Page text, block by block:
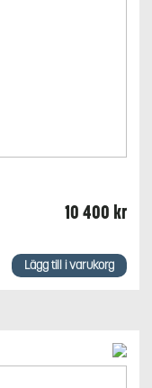
10 400 kr
Lägg till i varukorg